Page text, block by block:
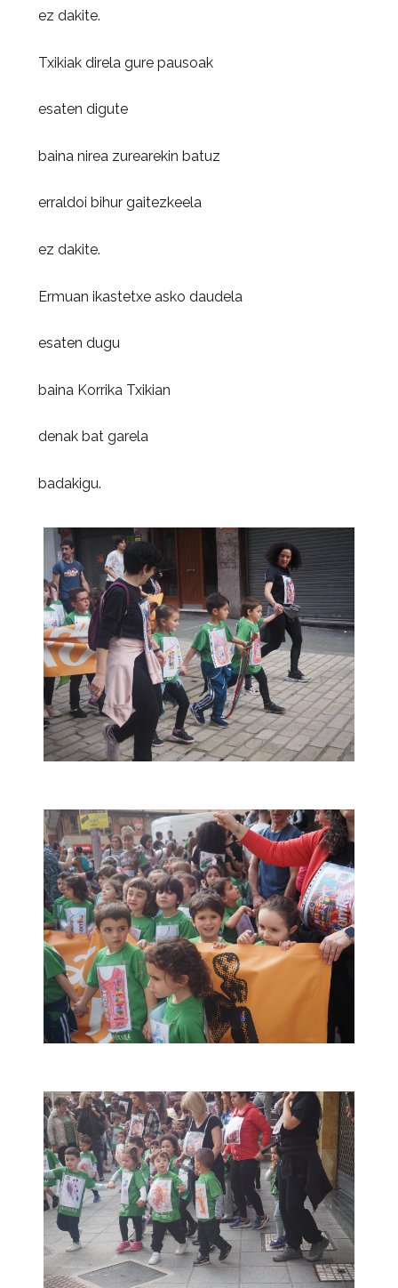
ez dakite.
Txikiak direla gure pausoak
esaten digute
baina nirea zurearekin batuz
erraldoi bihur gaitezkeela
ez dakite.
Ermuan ikastetxe asko daudela
esaten dugu
baina Korrika Txikian
denak bat garela
badakigu.